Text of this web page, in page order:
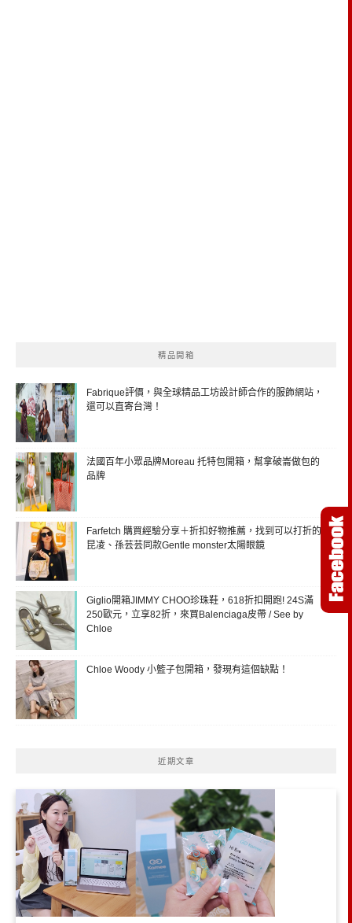
精品開箱
Fabrique評價，與全球精品工坊設計師合作的服飾網站，
還可以直寄台灣！
法國百年小眾品牌Moreau 托特包開箱，幫拿破崙做包的
品牌
Farfetch 購買經驗分享＋折扣好物推薦，找到可以打折的
昆凌、孫芸芸同款Gentle monster太陽眼鏡
Giglio開箱JIMMY CHOO珍珠鞋，618折扣開跑! 24S滿
250歐元，立享82折，來買Balenciaga皮帶 / See by
Chloe
Chloe Woody 小籃子包開箱，發現有這個缺點！
近期文章